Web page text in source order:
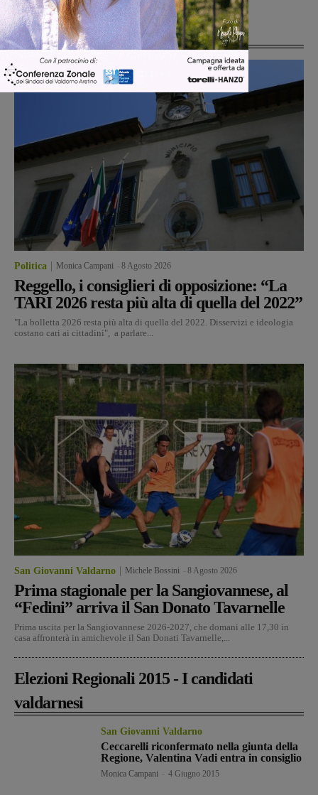
Ultime Notizie
Politica Monica Campani 8 Agosto 2026
Reggello, i consiglieri di opposizione: “La
TARI 2026 resta più alta di quella del 2022”
"La bolletta 2026 resta più alta di quella del 2022. Disservizi e ideologia
costano cari ai cittadini", a parlare...
San Giovanni Valdarno Michele Bossini 8 Agosto 2026
Prima stagionale per la Sangiovannese, al
“Fedini” arriva il San Donato Tavarnelle
Prima uscita per la Sangiovannese 2026-2027, che domani alle 17,30 in
casa affronterà in amichevole il San Donati Tavarnelle,...
Elezioni Regionali 2015 - I candidati
valdarnesi
San Giovanni Valdarno
Ceccarelli riconfermato nella giunta della
Regione, Valentina Vadi entra in consiglio
Monica Campani 4 Giugno 2015